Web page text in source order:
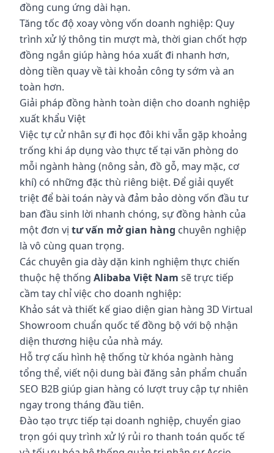
đồng cung ứng dài hạn.
Tăng tốc độ xoay vòng vốn doanh nghiệp: Quy
trình xử lý thông tin mượt mà, thời gian chốt hợp
đồng ngắn giúp hàng hóa xuất đi nhanh hơn,
dòng tiền quay về tài khoản công ty sớm và an
toàn hơn.
Giải pháp đồng hành toàn diện cho doanh nghiệp
xuất khẩu Việt
Việc tự cử nhân sự đi học đôi khi vẫn gặp khoảng
trống khi áp dụng vào thực tế tại văn phòng do
mỗi ngành hàng (nông sản, đồ gỗ, may mặc, cơ
khí) có những đặc thù riêng biệt. Để giải quyết
triệt để bài toán này và đảm bảo dòng vốn đầu tư
ban đầu sinh lời nhanh chóng, sự đồng hành của
một đơn vị tư vấn mở gian hàng chuyên nghiệp
là vô cùng quan trọng.
Các chuyên gia dày dặn kinh nghiệm thực chiến
thuộc hệ thống Alibaba Việt Nam sẽ trực tiếp
cầm tay chỉ việc cho doanh nghiệp:
Khảo sát và thiết kế giao diện gian hàng 3D Virtual
Showroom chuẩn quốc tế đồng bộ với bộ nhận
diện thương hiệu của nhà máy.
Hỗ trợ cấu hình hệ thống từ khóa ngành hàng
tổng thể, viết nội dung bài đăng sản phẩm chuẩn
SEO B2B giúp gian hàng có lượt truy cập tự nhiên
ngay trong tháng đầu tiên.
Đào tạo trực tiếp tại doanh nghiệp, chuyển giao
trọn gói quy trình xử lý rủi ro thanh toán quốc tế